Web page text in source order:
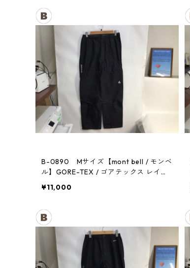
B-0890 Mサイズ【mont bell / モンベ
ル】GORE-TEX / ゴアテックス レイン
¥11,000